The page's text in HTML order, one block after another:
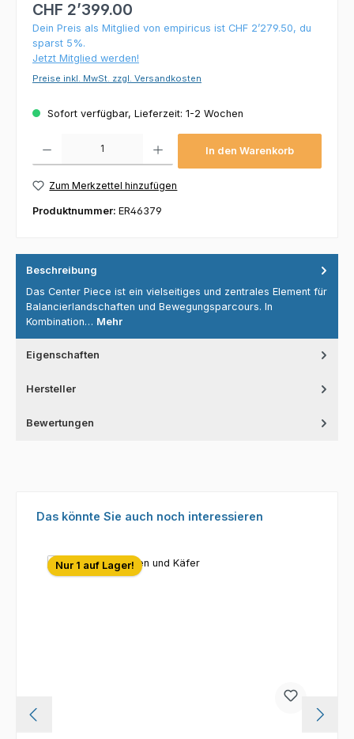
CHF 2’399.00
Dein Preis als Mitglied von empiricus ist CHF 2’279.50, du
sparst 5%.
Jetzt Mitglied werden!
Preise inkl. MwSt. zzgl. Versandkosten
Sofort verfügbar, Lieferzeit: 1-2 Wochen
In den Warenkorb
Zum Merkzettel hinzufügen
Produktnummer: ER46379
Beschreibung
Das Center Piece ist ein vielseitiges und zentrales Element für
Balancierlandschaften und Bewegungsparcours. In
Kombination… Mehr
Eigenschaften
Hersteller
Bewertungen
Produktgalerie überspringen
Das könnte Sie auch noch interessieren
Nur 1 auf Lager!